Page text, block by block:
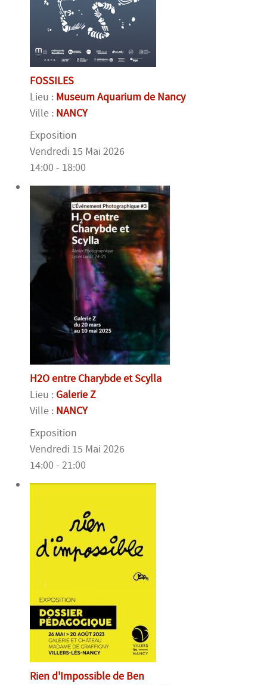
FOSSILES
Lieu : Museum Aquarium de Nancy
Ville : NANCY
Exposition
Vendredi 15 Mai 2026
14:00 - 18:00
H2O entre Charybde et Scylla
Lieu : Galerie Z
Ville : NANCY
Exposition
Vendredi 15 Mai 2026
14:00 - 21:00
Rien d'Impossible de Ben